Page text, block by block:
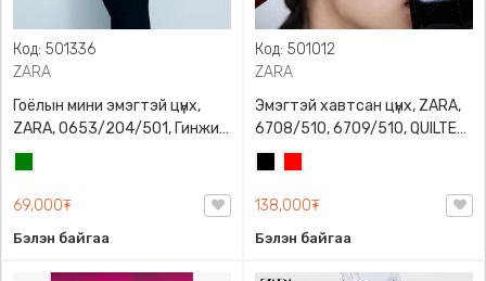
Код: 501336
ZARA
Гоёлын мини эмэгтэй цүнх,
ZARA, 0653/204/501, Гинжин
оосортой, Дотроо тольтой
69,000₮
Бэлэн байгаа
Код: 501012
ZARA
Эмэгтэй хавтсан цүнх, ZARA,
6708/510, 6709/510, QUILTED
CLUTCH BAGDETAILS, Лакан,
Гинжин оосортой
138,000₮
Бэлэн байгаа